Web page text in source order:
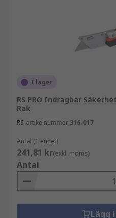
I lager
RS PRO Indragbar
Rak
RS-artikelnummer 316-017
Antal (1 enhet)
241,81 kr(exkl. moms)
Antal
Lägg